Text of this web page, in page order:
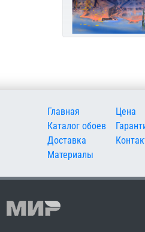
Меню в подвале
Главная
Каталог обоев
Доставка
Материалы
Цена